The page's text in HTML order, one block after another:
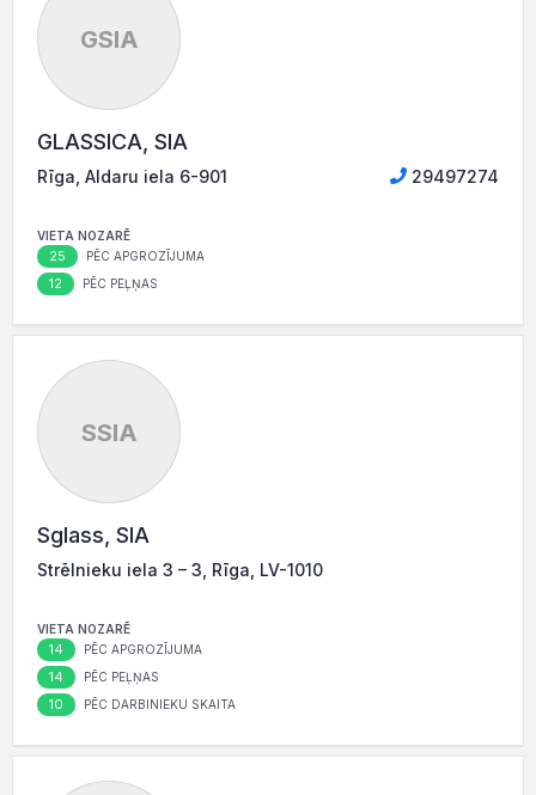
GSIA
GLASSICA, SIA
Rīga, Aldaru iela 6-901 29497274
VIETA NOZARĒ
25 PĒC APGROZĪJUMA
12 PĒC PEĻŅAS
SSIA
Sglass, SIA
Strēlnieku iela 3 – 3, Rīga, LV-1010
VIETA NOZARĒ
14 PĒC APGROZĪJUMA
14 PĒC PEĻŅAS
10 PĒC DARBINIEKU SKAITA